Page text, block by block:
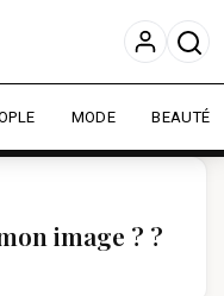
améliorer votre
En savoir plus
MODE BEAUTÉ
image ? ?